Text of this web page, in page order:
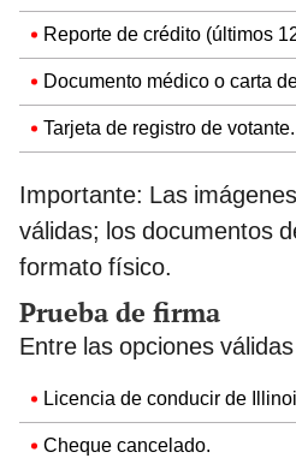
Reporte de crédito (últimos
Documento médico o carta
Tarjeta de registro de votante.
Importante: Las
válidas; los documentos
formato físico.
Prueba de firma
Entre las opciones
Licencia de conducir de
Cheque cancelado.